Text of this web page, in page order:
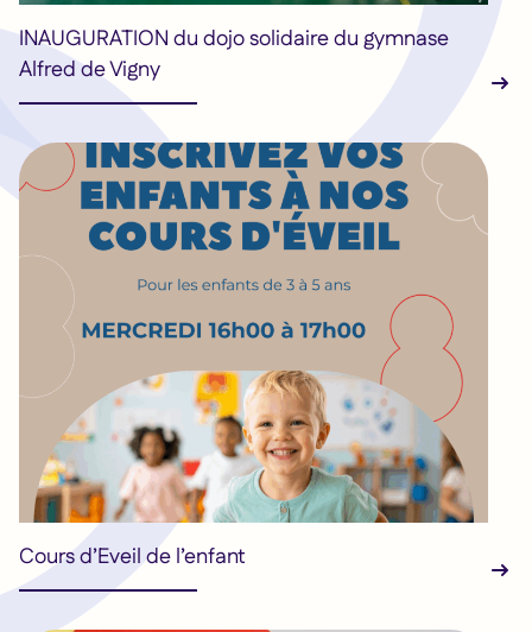
INAUGURATION du dojo solidaire du gymnase
Alfred de Vigny
Cours d’Eveil de l’enfant